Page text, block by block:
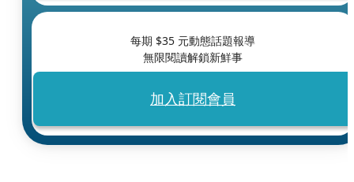
每期 $35 元動態話題報導
無限閱讀解鎖新鮮事
加入訂閱會員